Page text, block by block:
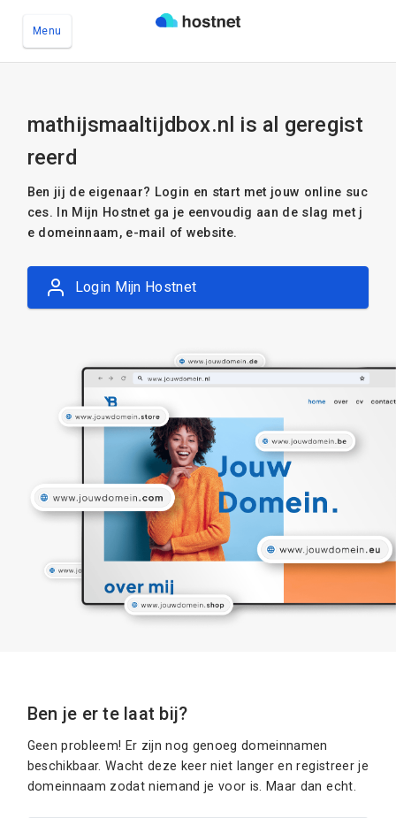
Menu
mathijsmaaltijdbox.nl is al geregist
reerd
Ben jij de eigenaar? Login en start met jouw online suc
ces. In Mijn Hostnet ga je eenvoudig aan de slag met j
e domeinnaam, e-mail of website.
Login Mijn Hostnet
Ben je er te laat bij?
Geen probleem! Er zijn nog genoeg domeinnamen
beschikbaar. Wacht deze keer niet langer en registreer je
domeinnaam zodat niemand je voor is. Maar dan echt.